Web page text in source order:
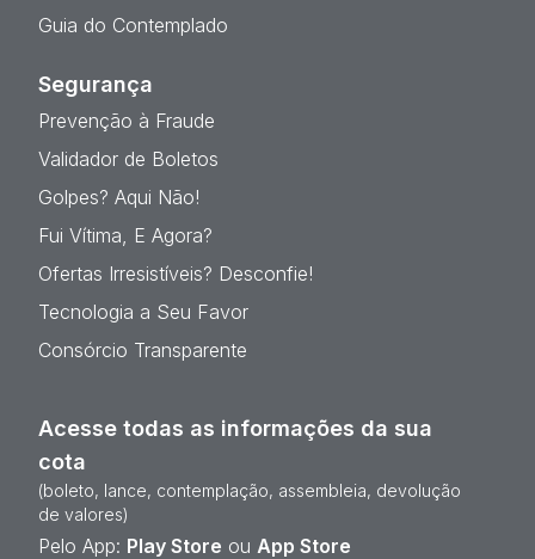
Guia do Contemplado
Segurança
Prevenção à Fraude
Validador de Boletos
Golpes? Aqui Não!
Fui Vítima, E Agora?
Ofertas Irresistíveis? Desconfie!
Tecnologia a Seu Favor
Consórcio Transparente
Acesse todas as informações da sua
cota
(boleto, lance, contemplação, assembleia, devolução
de valores)
Pelo App: Play Store ou App Store